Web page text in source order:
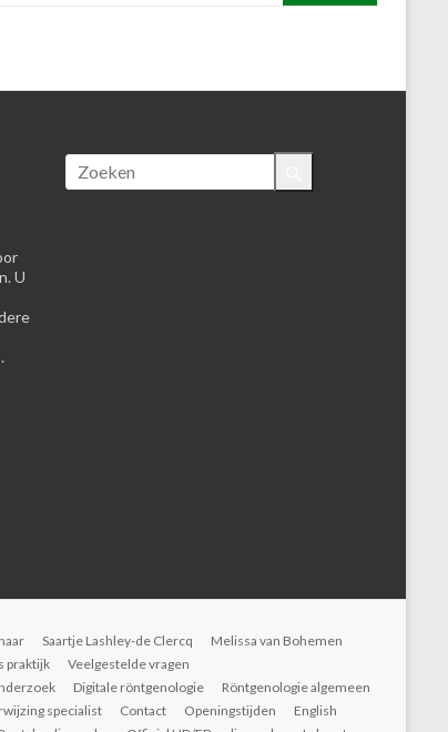
U
Saartje Lashley-de Clercq
Melissa van Bohemen
praktijk
Veelgestelde vragen
Digitale röntgenologie
Röntgenologie algemeen
specialist Contact Openingstijden
English